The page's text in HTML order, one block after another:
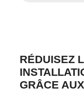
RÉDUISEZ
GRÂCE